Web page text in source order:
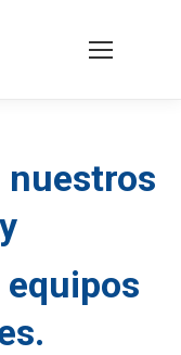
Buscar:
nuestros